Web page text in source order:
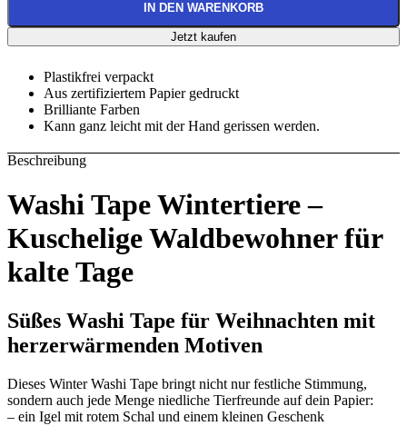
IN DEN WARENKORB
Jetzt kaufen
Plastikfrei verpackt
Aus zertifiziertem Papier gedruckt
Brilliante Farben
Kann ganz leicht mit der Hand gerissen werden.
Beschreibung
Washi Tape Wintertiere –
Kuschelige Waldbewohner für
kalte Tage
Süßes Washi Tape für Weihnachten mit
herzerwärmenden Motiven
Dieses Winter Washi Tape bringt nicht nur festliche Stimmung,
sondern auch jede Menge niedliche Tierfreunde auf dein Papier:
– ein Igel mit rotem Schal und einem kleinen Geschenk